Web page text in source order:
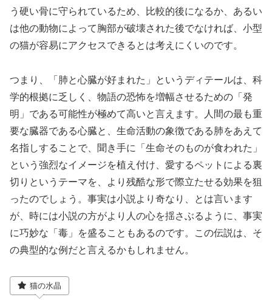
う硬い骨に守られているため、比較的後になるか、あるい
は他の動物によって胸部が破壊された後でなければ、小型
の猫が容易にアクセスできるとは考えにくいのです。
つまり、「肺と心臓が好まれた」というディテールは、科
学的根拠に乏しく、物語の恐怖を増幅させるための「発
明」である可能性が極めて高いと言えます。人間の最も重
要な臓器である心臓と、生命活動の象徴である肺をあえて
名指しすることで、聞き手に「生命そのものが食われた」
という強烈なイメージを植え付け、愛するペットによる裏
切りというテーマを、より残酷な形で際立たせる効果を狙
ったのでしょう。事実は小説より奇なり、とは言います
が、時には小説の方がより人の心を揺さぶるように、事実
に巧妙な「毒」を盛ることもあるのです。この伝説は、そ
の典型的な例だと言えるかもしれません。
猫の水晶